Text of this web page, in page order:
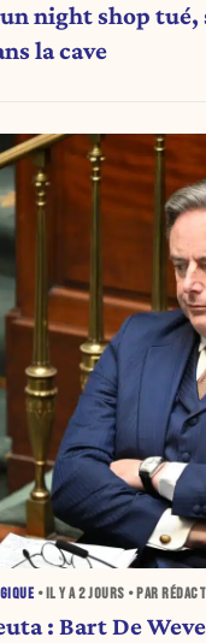
night shop tué,
la cave
• IL Y A2 JOURS • PAR
: Bart De